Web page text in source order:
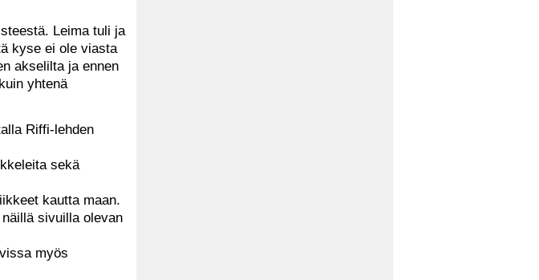
Leima tuli ja
kyse ei ole viasta
akselilta ja ennen
yhtenä
Riffi-lehden
sekä
kautta maan.
sivuilla olevan
myös